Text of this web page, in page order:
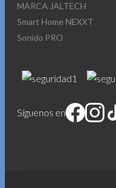
MARCA JALTECH
Smart Home NEXXT
Sonido PRO
Síguenos en